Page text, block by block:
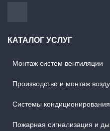
КАТАЛОГ УСЛУГ
Монтаж систем вентиляции
Производство и монтаж
Системы кондиционирования
Пожарная сигнализация и